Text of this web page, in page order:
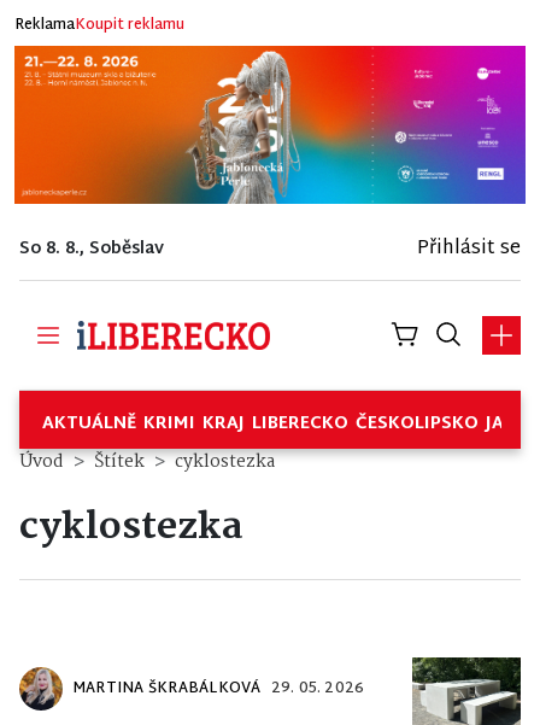
ReklamaKoupit reklamu
So 8. 8., Soběslav Přihlásit se
AKTUÁLNĚ KRIMI KRAJ LIBERECKO ČESKOLIPSKO
Úvod Štítek cyklostezka
cyklostezka
MARTINA ŠKRABÁLKOVÁ 29. 05. 2026